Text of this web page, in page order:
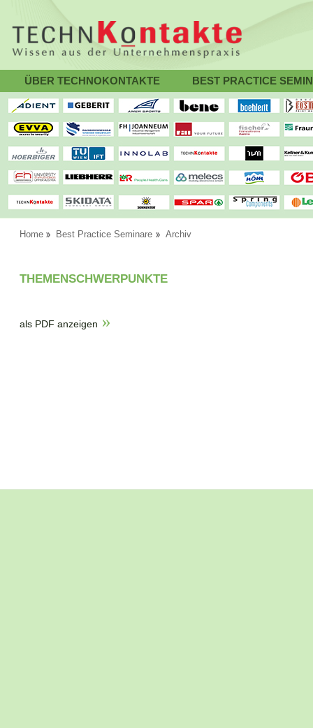
ÜBER TECHNOKONTAKTE BEST PRACTICE
Home Best Practice Seminare Archiv
THEMENSCHWERPUNKTE
als PDF anzeigen